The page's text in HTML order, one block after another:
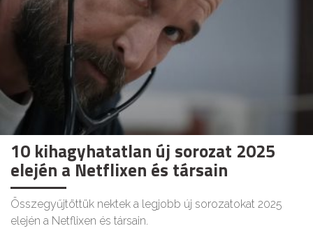
10 kihagyhatatlan új sorozat 2025
elején a Netflixen és társain
Összegyűjtöttük nektek a legjobb új sorozatokat 2025
elején a Netflixen és társain.